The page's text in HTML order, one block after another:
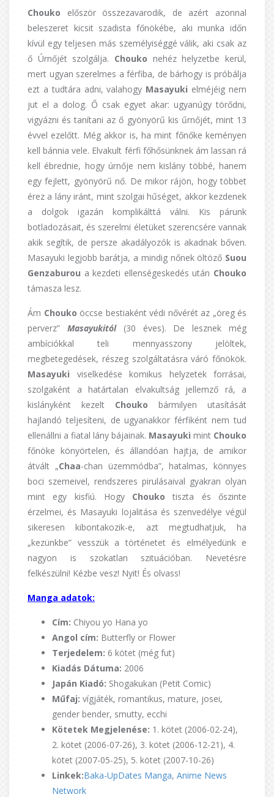
Chouko először összezavarodik, de azért azonnal
beleszeret kicsit szadista főnökébe, aki munka időn
kívül egy teljesen más személyiséggé válik, aki csak az
ő Úrnőjét szolgálja. Chouko nehéz helyzetbe kerül,
mert ugyan szerelmes a férfiba, de bárhogy is próbálja
ezt a tudtára adni, valahogy Masayuki elméjéig nem
jut el a dolog. Ő csak egyet akar: ugyanúgy törődni,
vigyázni és tanítani az ő gyönyörű kis űrnőjét, mint 13
évvel ezelőtt. Még akkor is, ha mint főnőke keményen
kell bánnia vele. Elvakult férfi főhősünknek ám lassan rá
kell ébrednie, hogy úrnője nem kislány többé, hanem
egy fejlett, gyönyörű nő. De mikor rájön, hogy többet
érez a lány iránt, mint szolgai hűséget, akkor kezdenek
a dolgok igazán komplikálttá válni. Kis párunk
botladozásait, és szerelmi életüket szerencsére vannak
akik segítik, de persze akadályozók is akadnak bőven.
Masayuki legjobb barátja, a mindig nőnek öltöző Suou
Genzaburou a kezdeti ellenségeskedés után Chouko
támasza lesz.
Ám Chouko öccse bestiaként védi nővérét az „öreg és
perverz” Masayukitól (30 éves). De lesznek még
ambíciókkal teli mennyasszony jelöltek,
megbetegedések, részeg szolgáltatásra váró főnökök.
Masayuki viselkedése komikus helyzetek forrásai,
szolgaként a határtalan elvakultság jellemző rá, a
kislányként kezelt Chouko bármilyen utasítását
hajlandó teljesíteni, de ugyanakkor férfiként nem tud
ellenállni a fiatal lány bájainak. Masayuki mint Chouko
főnöke könyörtelen, és állandóan hajtja, de amikor
átvált „Chaa-chan üzemmódba”, hatalmas, könnyes
boci szemeivel, rendszeres pirulásaival gyakran olyan
mint egy kisfiú. Hogy Choukotiszta és őszinte
érzelmei, és Masayuki lojalitása és szenvedélye végül
sikeresen kibontakozik-e, azt megtudhatjuk, ha
„kezünkbe” vesszük a történetet és elmélyedünk e
nagyon is szokatlan szituációban. Nevetésre
felkészülni! Kézbe vesz! Nyit! És olvass!
Manga adatok:
Cím: Chiyou yo Hana yo
Angol cím: Butterfly or Flower
Terjedelem: 6 kötet (még fut)
Kiadás Dátuma: 2006
Japán Kiadó: Shogakukan (Petit Comic)
Műfaj: vígjáték, romantikus, mature, josei,
gender bender, smutty, ecchi
Kötetek Megjelenése: 1. kötet (2006-02-24),
2. kötet (2006-07-26), 3. kötet (2006-12-21), 4.
kötet (2007-05-25), 5. kötet (2007-10-26)
Linkek:Baka-UpDates Manga, Anime News
Network